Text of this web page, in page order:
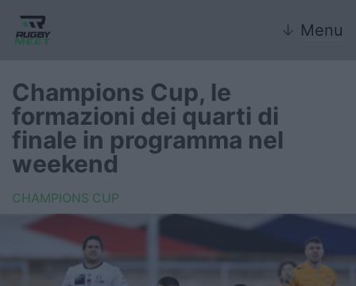
↓ Menu
Nazionale
Nazionali giovanili
Rugby Sevens
FIR
Internazionale
Champions Cup, le
formazioni dei quarti di
finale in programma nel
weekend
CHAMPIONS CUP